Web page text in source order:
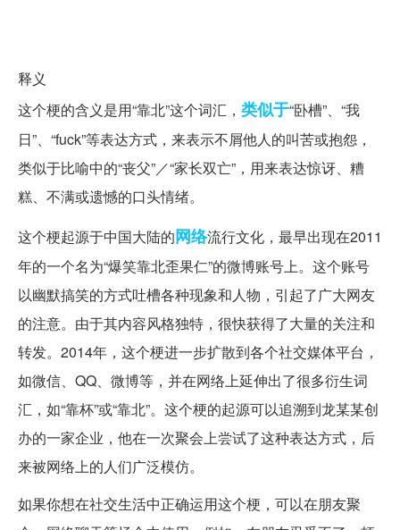
释义
这个梗的含义是用“靠北”这个词汇， 类似于“卧槽”、“我
日”、“fuck”等表达方式，来表示不屑他人的叫苦或抱怨，
类似于比喻中的“丧父”／“家长双亡”，用来表达惊讶、糟
糕、不满或遗憾的口头情绪。
这个梗起源于中国大陆的网络流行文化，最早出现在2011
年的一个名为“爆笑靠北歪果仁”的微博账号上。这个账号
以幽默搞笑的方式吐槽各种现象和人物，引起了广大网友
的注意。由于其内容风格独特，很快获得了大量的关注和
转发。2014年，这个梗进一步扩散到各个社交媒体平台，
如微信、QQ、微博等，并在网络上延伸出了很多衍生词
汇，如“靠杯”或“靠北”。这个梗的起源可以追溯到龙某某创
办的一家企业，他在一次聚会上尝试了这种表达方式，后
来被网络上的人们广泛模仿。
如果你想在社交生活中正确运用这个梗，可以在朋友聚